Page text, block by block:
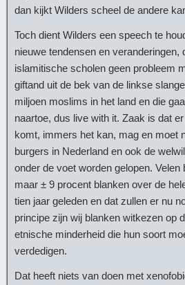
dan kijkt Wilders scheel de andere
Toch dient Wilders een speech te
nieuwe tendensen en veranderingen,
islamitische scholen geen probleem
giftand uit de bek van de linkse
miljoen moslims in het land en die
naartoe, dus live with it. Zaak is dat
komt, immers het kan, mag en moet
burgers in Nederland en ook de
onder de voet worden gelopen. Velen
maar ± 9 procent blanken over de
tien jaar geleden en dat zullen er nu
principe zijn wij blanken witkezen op
etnische minderheid die hun soort
verdedigen.
Dat heeft niets van doen met